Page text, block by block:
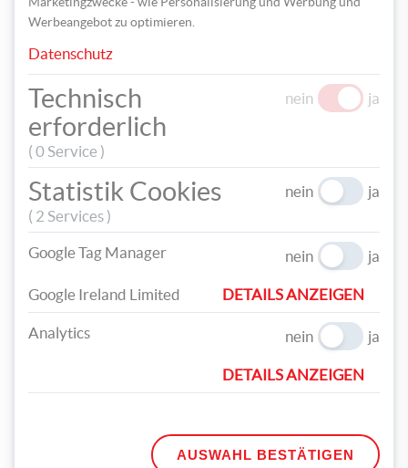
Im folgenden Video können Sie sich
alle einzelnen Schritte dieser
Bastelidee noch etwas genauer
ansehen:
Werbeangebot zu optimieren.
Datenschutz
Technisch
erforderlich
( 0 Service )
nein ja
Statistik Cookies
( 2 Services )
nein ja
Google Tag Manager nein ja
Google Ireland Limited DETAILS ANZEIGEN
Analytics nein ja
DETAILS ANZEIGEN
AUSWAHL BESTÄTIGEN